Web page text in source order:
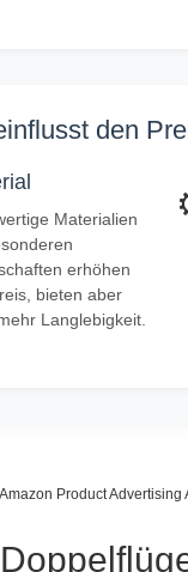
den
Materialien
erhöhen
bieten aber
Langlebigkeit.
Product Advertising